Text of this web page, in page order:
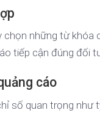
chọn những từ khóa
tiếp cận đúng đối
cáo
số quan trọng như